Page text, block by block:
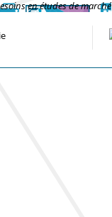
en études de marché